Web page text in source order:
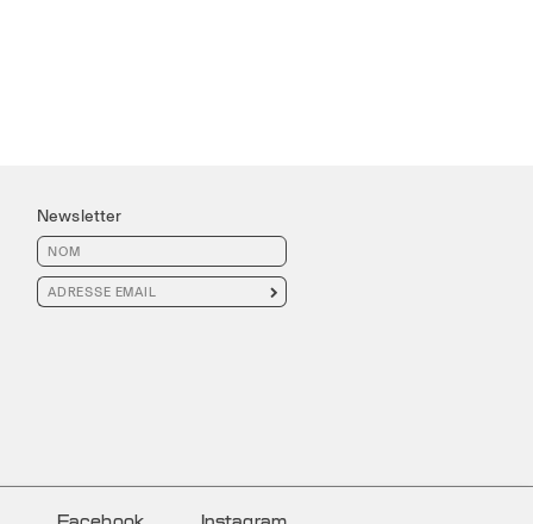
Newsletter
